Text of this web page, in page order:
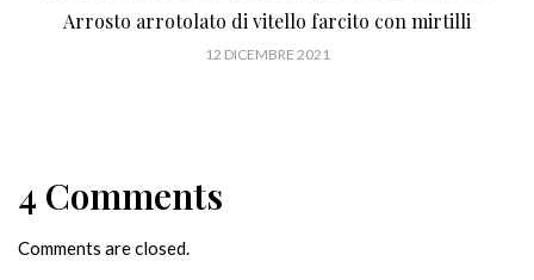
Arrosto arrotolato di vitello farcito con mirtilli
12 DICEMBRE 2021
4 Comments
Comments are closed.